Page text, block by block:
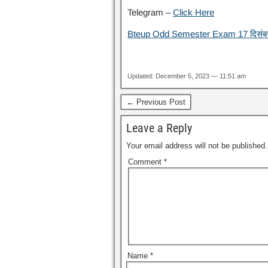
Telegram –Click Here
Bteup Odd Semester Exam 17
Updated: December 5, 2023 — 11:51 am
← Previous Post
Leave a Reply
Your email address will not be published.
Comment *
Name *